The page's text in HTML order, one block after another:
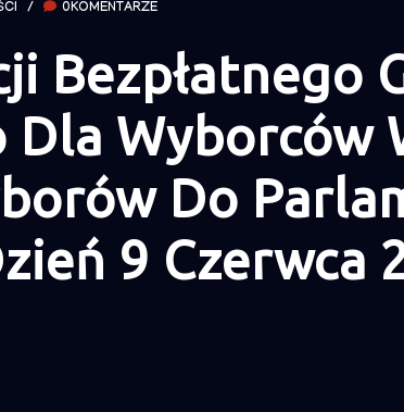
/ 0KOMENTARZE
Bezpłatnego
Dla Wyborców
Do
9 Czerwca